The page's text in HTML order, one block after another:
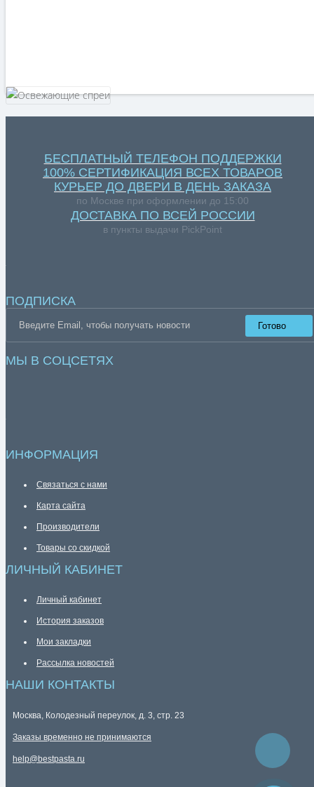
БЕСПЛАТНЫЙ ТЕЛЕФОН ПОДДЕРЖКИ
100% СЕРТИФИКАЦИЯ ВСЕХ ТОВАРОВ
КУРЬЕР ДО ДВЕРИ В ДЕНЬ ЗАКАЗА
по Москве при оформлении до 15:00
ДОСТАВКА ПО ВСЕЙ РОССИИ
в пункты выдачи PickPoint
ПОДПИСКА
Готово
МЫ В СОЦСЕТЯХ
ИНФОРМАЦИЯ
Связаться с нами
Карта сайта
Производители
Товары со скидкой
ЛИЧНЫЙ КАБИНЕТ
Личный кабинет
История заказов
Мои закладки
Рассылка новостей
НАШИ КОНТАКТЫ
Москва, Колодезный переулок, д. 3, стр. 23
Заказы временно не принимаются
help@bestpasta.ru